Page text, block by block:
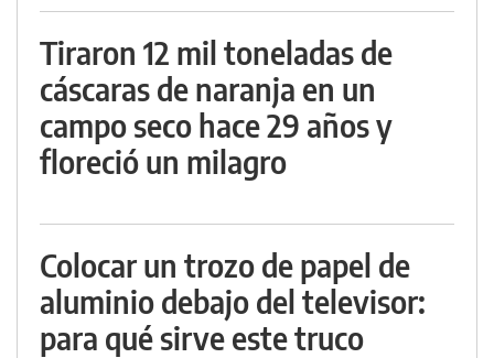
Tiraron 12 mil toneladas de
cáscaras de naranja en un
campo seco hace 29 años y
floreció un milagro
Colocar un trozo de papel de
aluminio debajo del televisor:
para qué sirve este truco